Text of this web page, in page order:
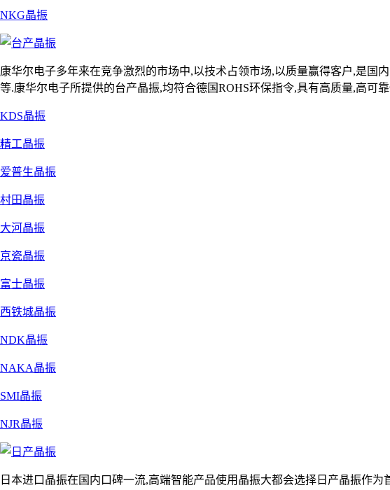
NKG晶振
康华尔电子多年来在竞争激烈的市场中,以技术占领市场,以质量赢得客户,是国
等.康华尔电子所提供的台产晶振,均符合德国ROHS环保指令,具有高质量,高可
KDS晶振
精工晶振
爱普生晶振
村田晶振
大河晶振
京瓷晶振
富士晶振
西铁城晶振
NDK晶振
NAKA晶振
SMI晶振
NJR晶振
日本进口晶振在国内口碑一流,高端智能产品使用晶振大都会选择日产晶振作